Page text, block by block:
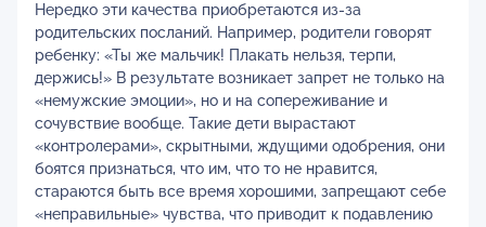
Нередко эти качества приобретаются из-за
родительских посланий. Например, родители говорят
ребенку: «Ты же мальчик! Плакать нельзя, терпи,
держись!» В результате возникает запрет не только на
«немужские эмоции», но и на сопереживание и
сочувствие вообще. Такие дети вырастают
«контролерами», скрытными, ждущими одобрения, они
боятся признаться, что им, что то не нравится,
стараются быть все время хорошими, запрещают себе
«неправильные» чувства, что приводит к подавлению